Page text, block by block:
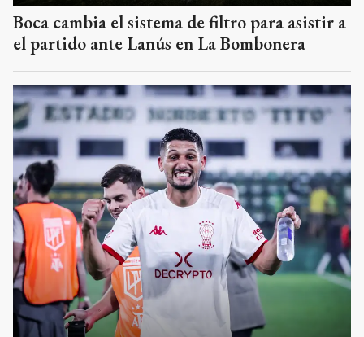
Boca cambia el sistema de filtro para asistir a
el partido ante Lanús en La Bombonera